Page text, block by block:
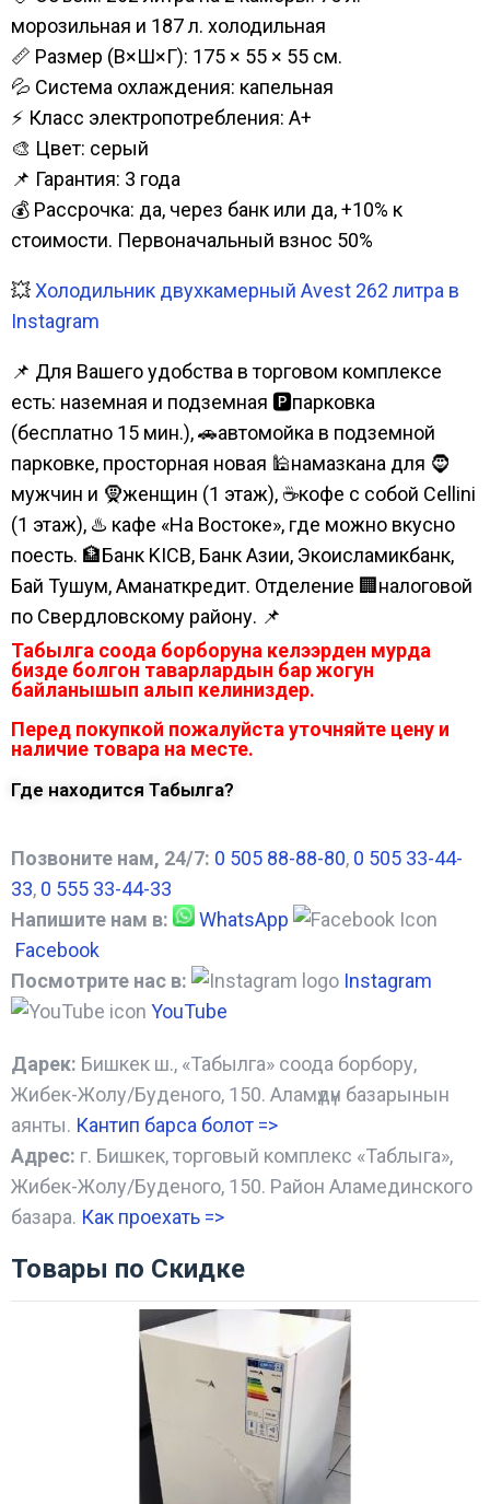
морозильная и 187 л. холодильная
📏 Размер (В×Ш×Г): 175 × 55 × 55 см.
💦 Система охлаждения: капельная
⚡ Класс электропотребления: А+
🎨 Цвет: серый
📌 Гарантия: 3 года
💰 Рассрочка: да, через банк или да, +10% к
стоимости. Первоначальный взнос 50%
💥Холодильник двухкамерный Avest 262 литра в
Instagram
📌 Для Вашего удобства в торговом комплексе
есть: наземная и подземная 🅿парковка
(бесплатно 15 мин.), 🚗автомойка в подземной
парковке, просторная новая 🕌намазкана для 🧔
мужчин и 🧕женщин (1 этаж), ☕кофе с собой Cellini
(1 этаж), ♨️ кафе «На Востоке», где можно вкусно
поесть. 🏦Банк KICB, Банк Азии, Экоисламикбанк,
Бай Тушум, Аманаткредит. Отделение 🏢налоговой
по Свердловскому району. 📌
Табылга соода борборуна келээрден мурда
бизде болгон таварлардын бар жогун
байланышып алып келиниздер.
Перед покупкой пожалуйста уточняйте цену и
наличие товара на месте.
Где находится Табылга?
Позвоните нам, 24/7: 0 505 88-88-80, 0 505 33-44-
33, 0 555 33-44-33
Напишите нам в:
WhatsApp
Facebook
Посмотрите нас в:
Instagram
YouTube
Дарек: Бишкек ш., «Табылга» соода борбору,
Жибек-Жолу/Буденого, 150. Аламүдүн базарынын
аянты. Кантип барса болот =>
Адрес: г. Бишкек, торговый комплекс «Таблыга»,
Жибек-Жолу/Буденого, 150. Район Аламединского
базара. Как проехать =>
Товары по Скидке